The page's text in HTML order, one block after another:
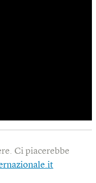
Ci piacerebbe